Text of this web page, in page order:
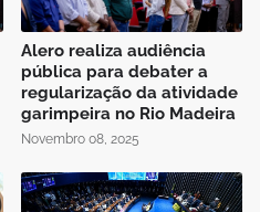
Alero realiza audiência
pública para debater a
regularização da atividade
garimpeira no Rio Madeira
Novembro 08, 2025